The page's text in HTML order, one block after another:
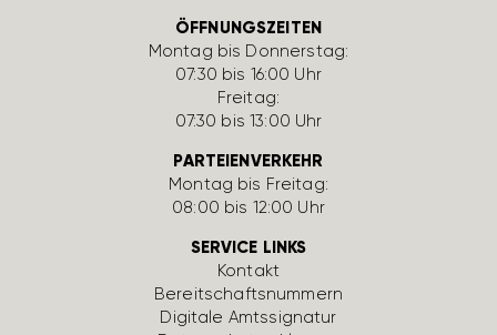
ÖFFNUNGSZEITEN
Montag bis Donnerstag:
07:30 bis 16:00 Uhr
Freitag:
07:30 bis 13:00 Uhr
PARTEIENVERKEHR
Montag bis Freitag:
08:00 bis 12:00 Uhr
SERVICE LINKS
Kontakt
Bereit­schafts­num­mern
Digi­tale Amts­si­gnatur